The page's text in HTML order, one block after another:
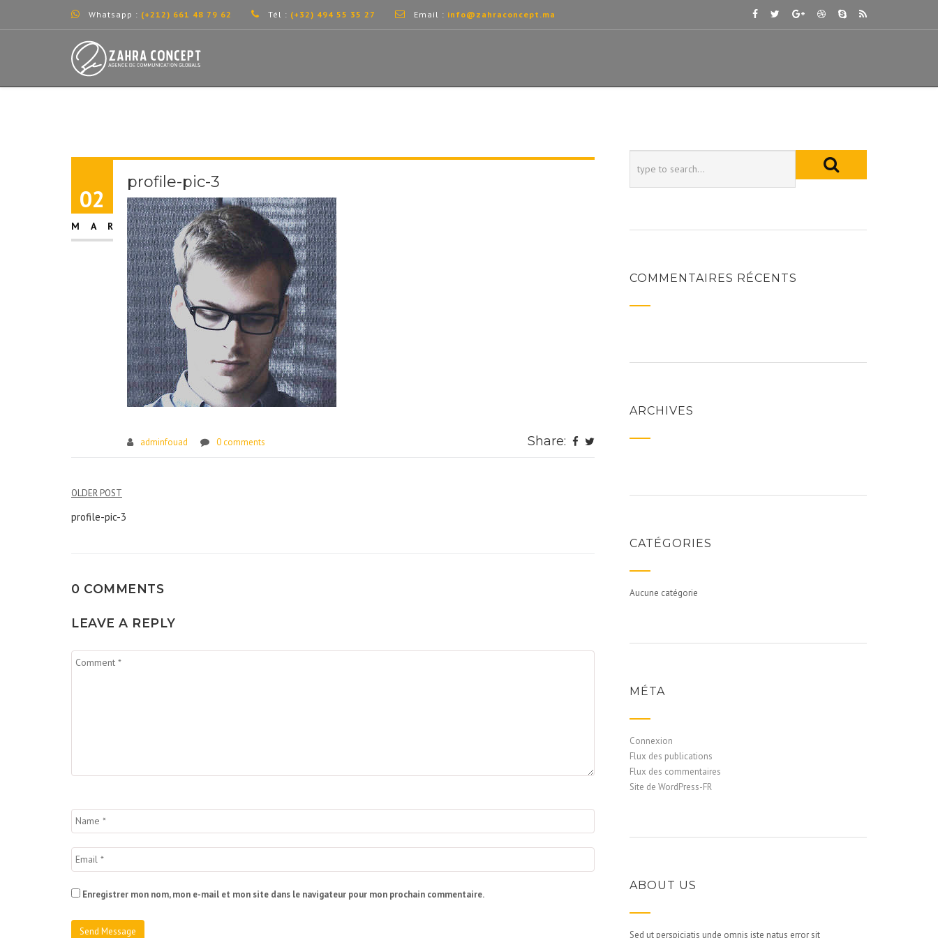
Whatsapp : (+212) 661 48 79 62 Tél : (+32) 494 55 35 27 Email : info@zahraconcept.ma
02
MAR
profile-pic-3
adminfouad 0 comments Share:
Navigation
de
OLDER POST
profile-pic-3
0 COMMENTS
LEAVE A REPLY
Enregistrer mon nom, mon e-mail et mon site dans le navigateur pour mon prochain commentaire.
COMMENTAIRES RÉCENTS
ARCHIVES
CATÉGORIES
Aucune catégorie
MÉTA
Connexion
Flux des publications
Flux des commentaires
Site de WordPress-FR
ABOUT US
Sed ut perspiciatis unde omnis iste natus error sit